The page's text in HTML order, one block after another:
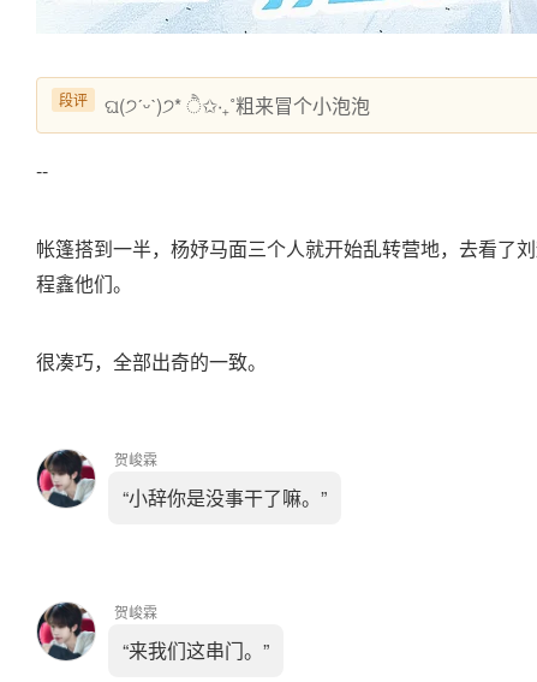
段评 ଘ(੭ˊᵕˋ)੭* ੈ✩‧₊˚粗来冒个小泡泡
--
帐篷搭到一半，杨妤马面三个人就开始乱转营地，去看了
程鑫他们。
很凑巧，全部出奇的一致。
贺峻霖
“小辞你是没事干了嘛。”
贺峻霖
“来我们这串门。”